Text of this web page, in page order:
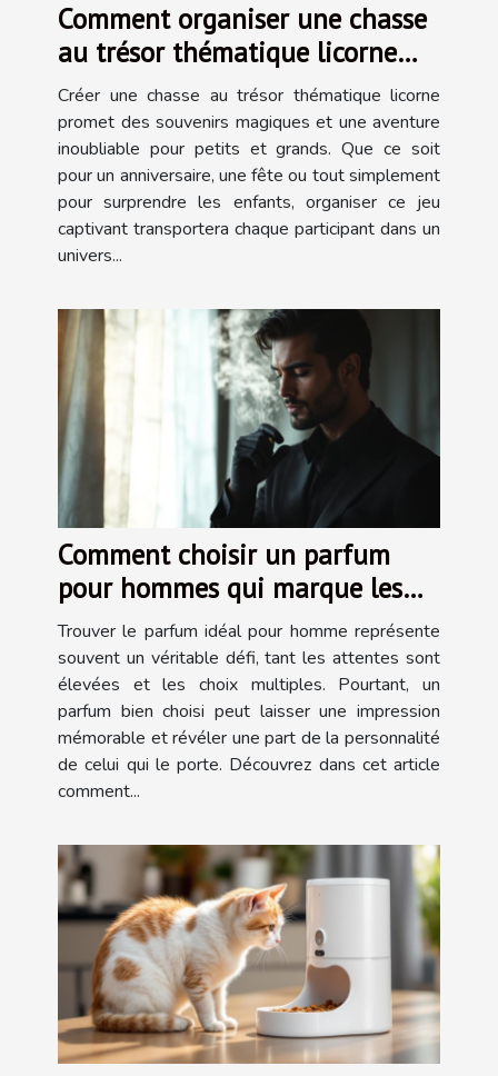
Comment organiser une chasse
au trésor thématique licorne
inoubliable ?
Créer une chasse au trésor thématique licorne
promet des souvenirs magiques et une aventure
inoubliable pour petits et grands. Que ce soit
pour un anniversaire, une fête ou tout simplement
pour surprendre les enfants, organiser ce jeu
captivant transportera chaque participant dans un
univers...
Comment choisir un parfum
pour hommes qui marque les
esprits ?
Trouver le parfum idéal pour homme représente
souvent un véritable défi, tant les attentes sont
élevées et les choix multiples. Pourtant, un
parfum bien choisi peut laisser une impression
mémorable et révéler une part de la personnalité
de celui qui le porte. Découvrez dans cet article
comment...